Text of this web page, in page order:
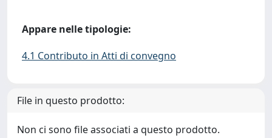
Appare nelle tipologie:
4.1 Contributo in Atti di convegno
File in questo prodotto:
Non ci sono file associati a questo prodotto.